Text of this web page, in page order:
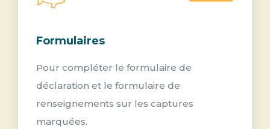
Formulaires
Pour compléter le formulaire de
déclaration et le formulaire de
renseignements sur les captures
marquées.